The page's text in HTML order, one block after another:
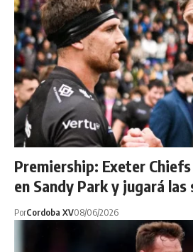
Premiership: Exeter
en Sandy Park y jugará
PorCordoba XV08/06/2026